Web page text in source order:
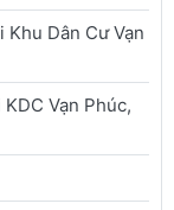
Khu Dân Cư Vạn
Vạn Phúc,